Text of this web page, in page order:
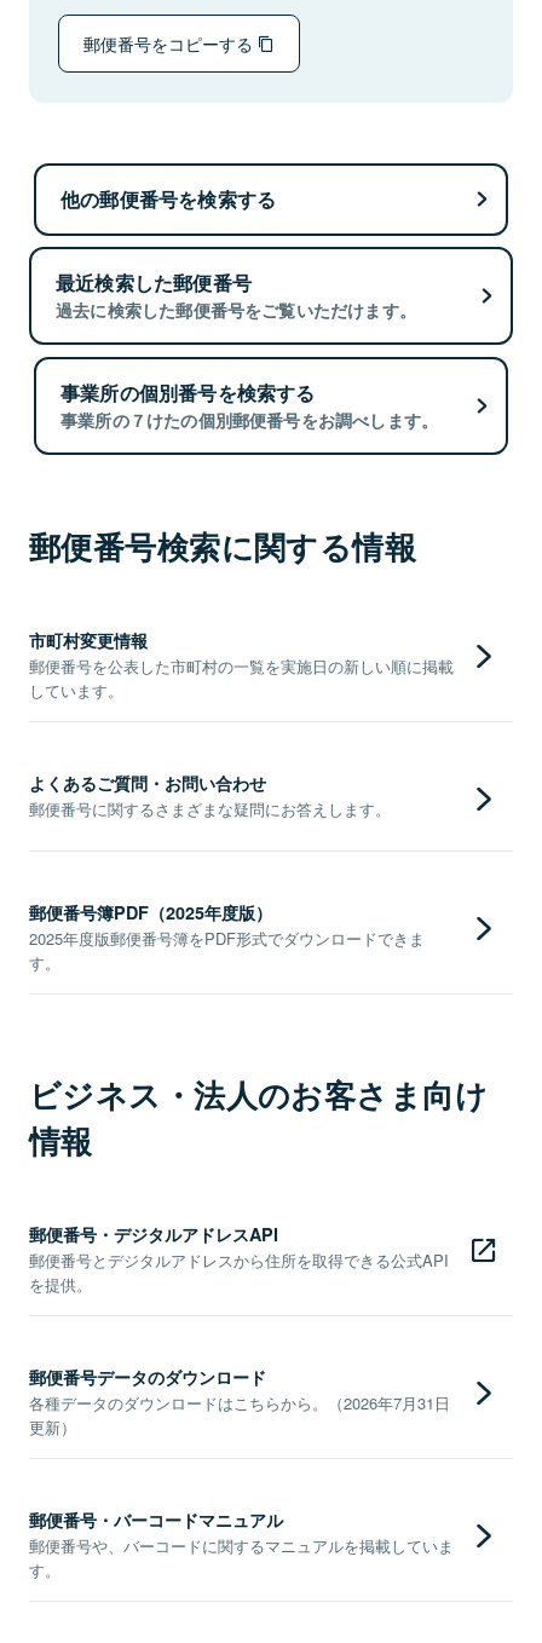
郵便番号をコピーする
他の郵便番号を検索する
最近検索した郵便番号
過去に検索した郵便番号をご覧いただけます。
事業所の個別番号を検索する
事業所の７けたの個別郵便番号をお調べします。
郵便番号検索に関する情報
市町村変更情報
郵便番号を公表した市町村の一覧を実施日の新しい順に掲載
しています。
よくあるご質問・お問い合わせ
郵便番号に関するさまざまな疑問にお答えします。
郵便番号簿PDF（2025年度版）
2025年度版郵便番号簿をPDF形式でダウンロードできま
す。
ビジネス・法人のお客さま向け
情報
郵便番号・デジタルアドレスAPI
郵便番号とデジタルアドレスから住所を取得できる公式API
を提供。
郵便番号データのダウンロード
各種データのダウンロードはこちらから。（2026年7月31日
更新）
郵便番号・バーコードマニュアル
郵便番号や、バーコードに関するマニュアルを掲載していま
す。